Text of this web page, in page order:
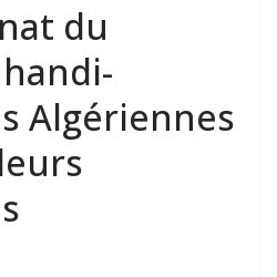
du
Algériennes